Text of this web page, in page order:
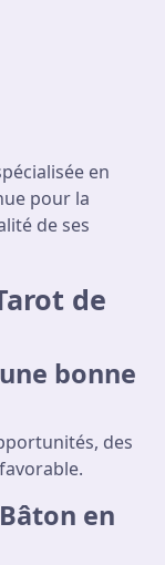
en
pour la
de ses
de
bonne
des
en